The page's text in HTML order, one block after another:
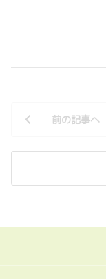
前の記事へ